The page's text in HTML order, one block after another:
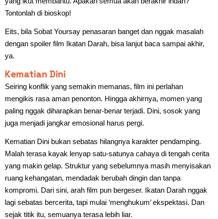
Tontonlah di bioskop!
Eits, bila Sobat Yoursay penasaran banget dan nggak masalah
dengan spoiler film Ikatan Darah, bisa lanjut baca sampai akhir,
ya.
Kematian Dini
Seiring konflik yang semakin memanas, film ini perlahan
mengikis rasa aman penonton. Hingga akhirnya, momen yang
paling nggak diharapkan benar-benar terjadi. Dini, sosok yang
juga menjadi jangkar emosional harus pergi.
Kematian Dini bukan sebatas hilangnya karakter pendamping.
Malah terasa kayak lenyap satu-satunya cahaya di tengah cerita
yang makin gelap. Struktur yang sebelumnya masih menyisakan
ruang kehangatan, mendadak berubah dingin dan tanpa
kompromi. Dari sini, arah film pun bergeser. Ikatan Darah nggak
lagi sebatas bercerita, tapi mulai ‘menghukum’ ekspektasi. Dan
sejak titik itu, semuanya terasa lebih liar.